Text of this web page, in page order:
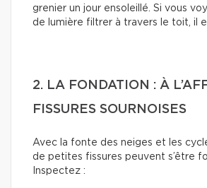
grenier un jour ensoleillé. Si vous
de lumière filtrer à travers le toit, il
2. LA FONDATION : À
FISSURES SOURNOISES
Avec la fonte des neiges et les
de petites fissures peuvent s’être
Inspectez :